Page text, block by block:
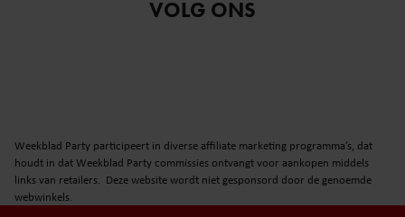
VOLG ONS
Weekblad Party participeert in diverse affiliate marketing programma’s, dat
houdt in dat Weekblad Party commissies ontvangt voor aankopen middels
links van retailers. Deze website wordt niet gesponsord door de genoemde
webwinkels.